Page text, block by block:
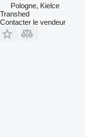
Pologne, Kielce
Transhed
Contacter le vendeur